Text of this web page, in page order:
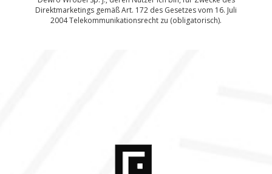
Direktmarketings gemäß Art. 172 des Gesetzes vom 16. Juli
2004 Telekommunikationsrecht zu (obligatorisch).